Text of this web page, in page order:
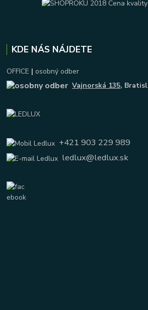
KDE NÁS NÁJDETE
OFFICE | osobný odber
Vajnorská 135,
+421 903 229 989
ledlux@ledlux.sk